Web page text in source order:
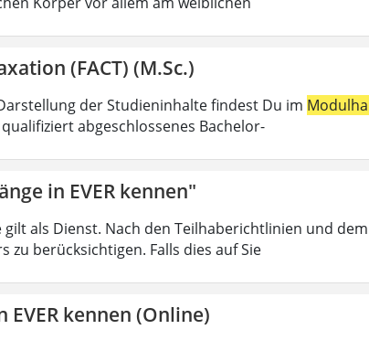
(FACT) (M.Sc.)
der Studieninhalte findest Du im
abgeschlossenes Bachelor-
in EVER kennen"
als Dienst. Nach den Teilhaberichtlinien und dem
berücksichtigen. Falls dies auf Sie
EVER kennen (Online)